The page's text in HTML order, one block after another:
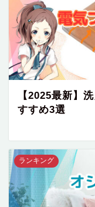
【2025最新】
すすめ3選
ランキング